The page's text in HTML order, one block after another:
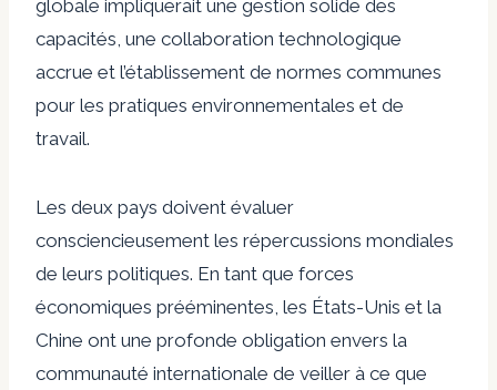
globale impliquerait une gestion solide des
capacités, une collaboration technologique
accrue et l’établissement de normes communes
pour les pratiques environnementales et de
travail.
Les deux pays doivent évaluer
consciencieusement les répercussions mondiales
de leurs politiques. En tant que forces
économiques prééminentes, les États-Unis et la
Chine ont une profonde obligation envers la
communauté internationale de veiller à ce que